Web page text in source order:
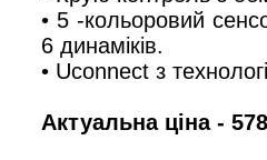
• 5 -кольоровий
6 динаміків.
• Uconnect з
Актуальна ціна -